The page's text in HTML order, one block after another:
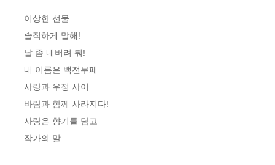
이상한 선물
솔직하게 말해!
날 좀 내버려 둬!
내 이름은 백전무패
사랑과 우정 사이
바람과 함께 사라지다!
사랑은 향기를 담고
작가의 말